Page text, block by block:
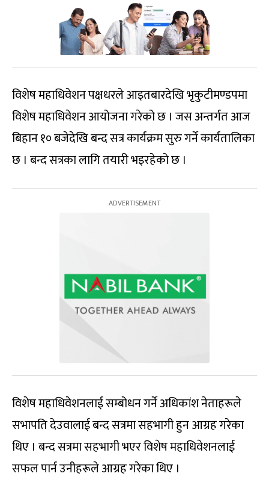
विशेष महाधिवेशन पक्षधरले आइतबारदेखि भृकुटीमण्डपमा
विशेष महाधिवेशन आयोजना गरेको छ । जस अन्तर्गत आज
बिहान १० बजेदेखि बन्द सत्र कार्यक्रम सुरु गर्ने कार्यतालिका
छ । बन्द सत्रका लागि तयारी भइरहेको छ ।
विशेष महाधिवेशनलाई सम्बोधन गर्ने अधिकांश नेताहरूले
सभापति देउवालाई बन्द सत्रमा सहभागी हुन आग्रह गरेका
थिए । बन्द सत्रमा सहभागी भएर विशेष महाधिवेशनलाई
सफल पार्न उनीहरूले आग्रह गरेका थिए ।